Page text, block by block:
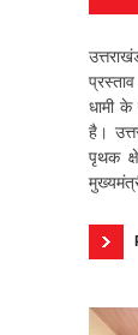
धामी
है।
पृथक